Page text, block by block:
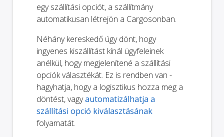
egy szállítási opciót, a szállítmány
automatikusan létrejön a Cargosonban.
Néhány kereskedő úgy dönt, hogy
ingyenes kiszállítást kínál ügyfeleinek
anélkül, hogy megjelenítené a szállítási
opciók választékát. Ez is rendben van -
hagyhatja, hogy a logisztikus hozza meg a
döntést, vagyautomatizálhatja a
szállítási opció kiválasztásának
folyamatát.